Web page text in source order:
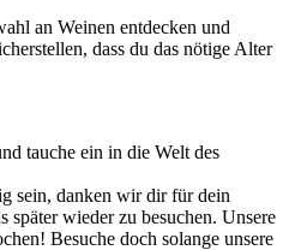
an Weinen entdecken und
dass du das nötige Alter
tauche ein in die Welt des
sein, danken wir dir für dein
später wieder zu besuchen. Unsere
Besuche doch solange unsere